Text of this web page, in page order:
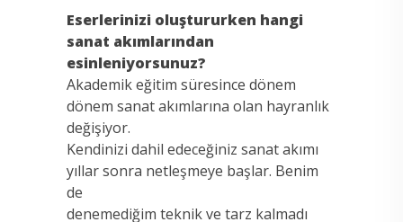
Eserlerinizi oluştururken hangi
sanat akımlarından
esinleniyorsunuz?
Akademik eğitim süresince dönem
dönem sanat akımlarına olan hayranlık
değişiyor.
Kendinizi dahil edeceğiniz sanat akımı
yıllar sonra netleşmeye başlar. Benim
de
denemediğim teknik ve tarz kalmadı